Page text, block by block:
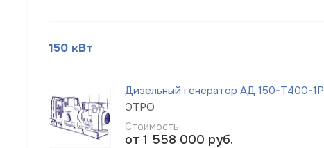
150 кВт
Дизельный генератор АД 150-Т400-1Р
ЭТРО
Стоимость:
от 1 558 000 руб.